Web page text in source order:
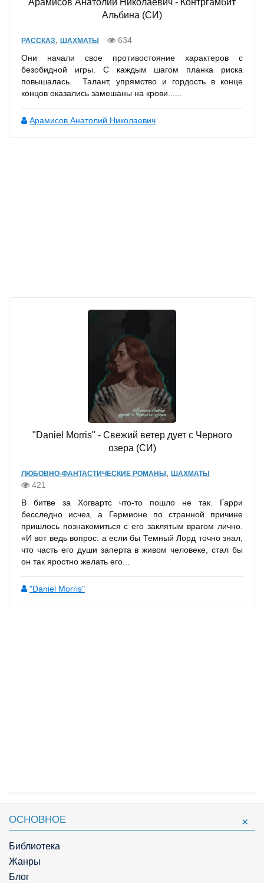
Арамисов Анатолий Николаевич - Контргамбит
Альбина (СИ)
РАССКАЗ, ШАХМАТЫ
634
Они начали свое противостояние характеров с
безобидной игры. С каждым шагом планка риска
повышалась. Талант, упрямство и гордость в конце
концов оказались замешаны на крови......
Арамисов Анатолий Николаевич
"Daniel Morris" - Свежий ветер дует с Черного
озера (СИ)
ЛЮБОВНО-ФАНТАСТИЧЕСКИЕ РОМАНЫ ШАХМАТЫ
421
В битве за Хогвартс что-то пошло не так. Гарри
бесследно исчез, а Гермионе по странной причине
пришлось познакомиться с его заклятым врагом лично.
«И вот ведь вопрос: а если бы Темный Лорд точно знал,
что часть его души заперта в живом человеке, стал бы
он так яростно желать его...
"Daniel Morris"
ОСНОВНОЕ
Библиотека
Жанры
Блог